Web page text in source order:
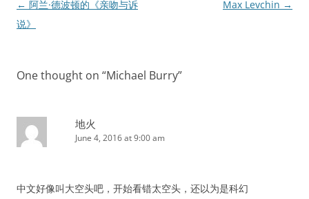
Post
navigation
← 阿兰·德波顿的《亲吻与诉
说》
Max Levchin →
One thought on “Michael Burry”
地火
June 4, 2016 at 9:00 am
中文好像叫大空头吧，开始看错太空头，还以为是科幻